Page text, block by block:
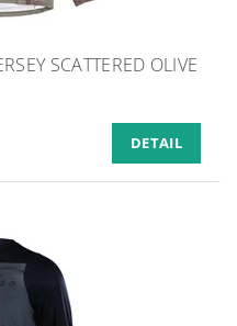
SCATTERED OLIVE
DETAIL